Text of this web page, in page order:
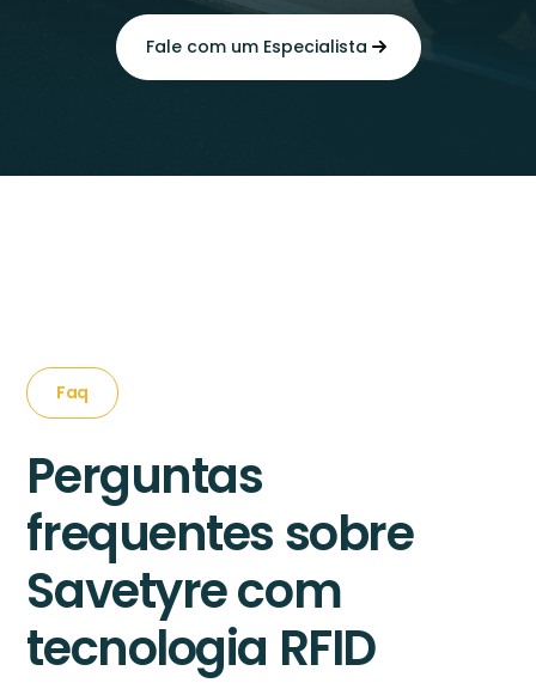
Fale com um Especialista
Faq
Perguntas
frequentes sobre
Savetyre com
tecnologia RFID